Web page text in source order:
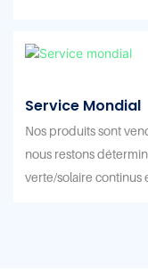
Service Mondial
Nos produits sont
nous restons
verte/solaire continus